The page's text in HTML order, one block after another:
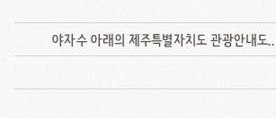
야자수 아래의 제주특별자치도 관광안내도